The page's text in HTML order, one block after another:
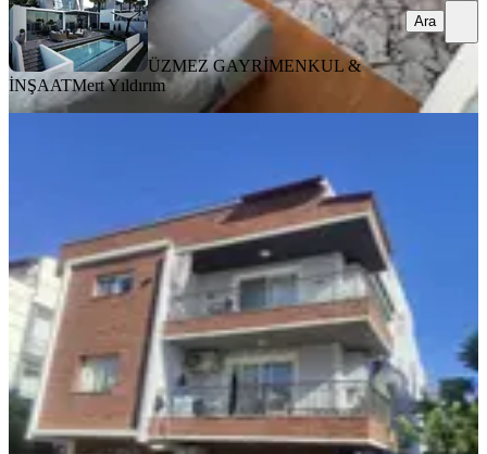
ÜZMEZ GAYRİMENKUL &
İNŞAATMert Yıldırım
Ara
Yüksek Kira Getirili Dublex
Bergama, Fatih Mahallesi
6+1·138 m²·2. Kat
7.500.000 ₺
BAZİLİKA GAYRİMENKULSinan Yeltekin
Ara